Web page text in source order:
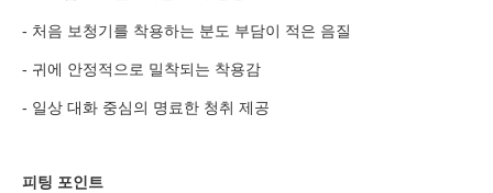
- 처음 보청기를 착용하는 분도 부담이 적은 음질
- 귀에 안정적으로 밀착되는 착용감
- 일상 대화 중심의 명료한 청취 제공
피팅 포인트
예약시간
분야